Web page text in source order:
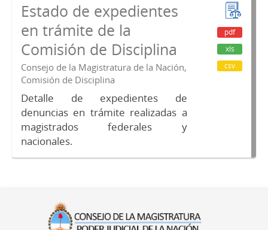
Estado de expedientes
en trámite de la
Comisión de Disciplina
Consejo de la Magistratura de la Nación,
Comisión de Disciplina
Detalle de expedientes de
denuncias en trámite realizadas a
magistrados federales y
nacionales.
pdf
xls
csv